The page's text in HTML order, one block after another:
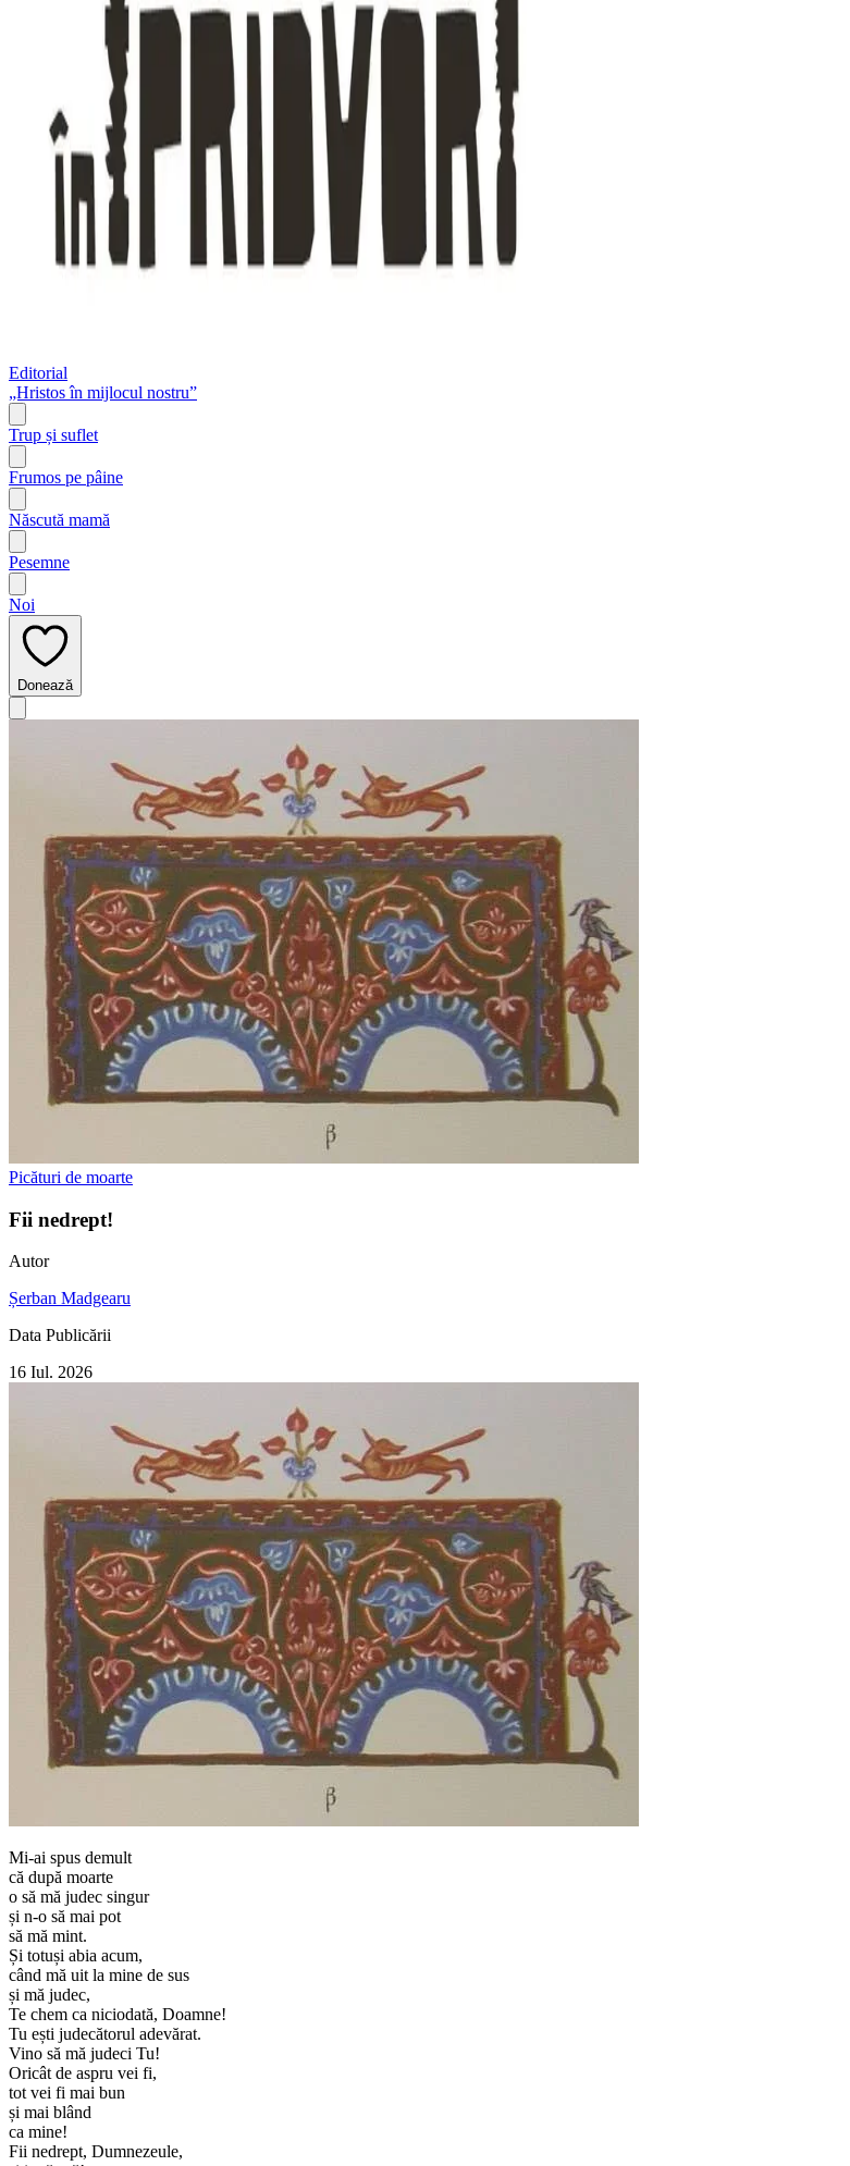
Editorial
„Hristos în mijlocul nostru”
Trup și suflet
Frumos pe pâine
Născută mamă
Pesemne
Noi
Donează
Picături de moarte
Fii nedrept!
Autor
Șerban Madgearu
Data Publicării
16 Iul. 2026
Mi-ai spus demult
că după moarte
o să mă judec singur
și n-o să mai pot
să mă mint.
Și totuși abia acum,
când mă uit la mine de sus
și mă judec,
Te chem ca niciodată, Doamne!
Tu ești judecătorul adevărat.
Vino să mă judeci Tu!
Oricât de aspru vei fi,
tot vei fi mai bun
și mai blând
ca mine!
Fii nedrept, Dumnezeule,